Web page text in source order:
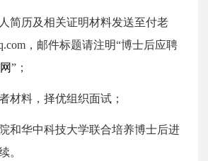
简历及相关证明材料发送至付老
，邮件标题请注明“博士后应聘
” ；
材料，择优组织面试；
和华中科技大学联合培养博士后进
。